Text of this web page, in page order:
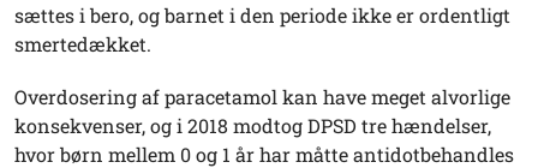
sættes i bero, og barnet i den periode ikke er ordentligt
smertedækket.
Overdosering af paracetamol kan have meget alvorlige
konsekvenser, og i 2018 modtog DPSD tre hændelser,
hvor børn mellem 0 og 1 år har måtte antidotbehandles